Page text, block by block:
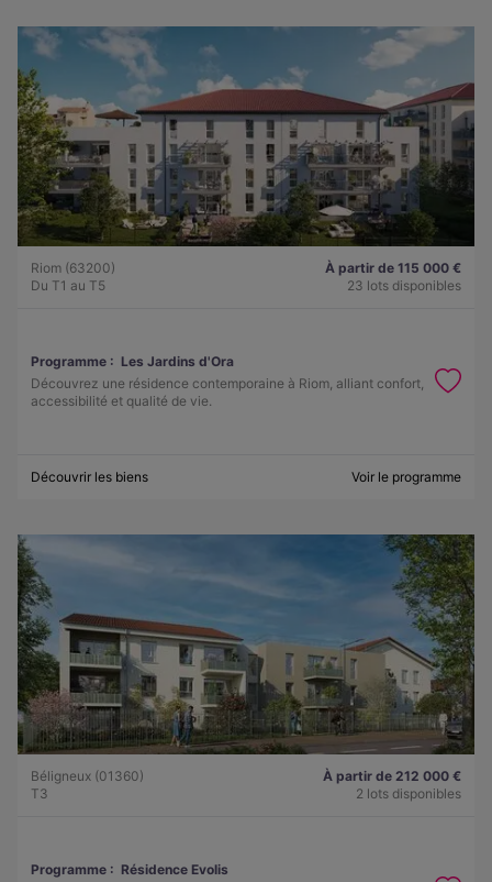
Riom (63200)
Du T1 au T5
À partir de 115 000 €
23 lots disponibles
Programme : Les Jardins d'Ora
Découvrez une résidence contemporaine à Riom, alliant confort,
accessibilité et qualité de vie.
Découvrir les biens Voir le programme
Béligneux (01360)
T3
À partir de 212 000 €
2 lots disponibles
Programme : Résidence Evolis